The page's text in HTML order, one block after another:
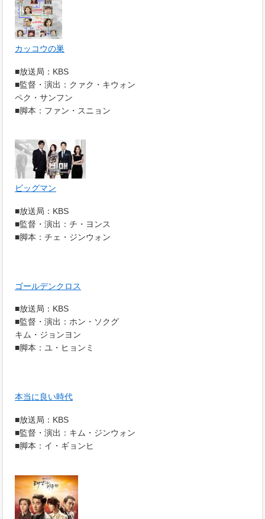
カッコウの巣
■放送局：KBS
■監督・演出：クァク・キウォン
ペク・サンフン
■脚本：ファン・スニョン
ビッグマン
■放送局：KBS
■監督・演出：チ・ヨンス
■脚本：チェ・ジンウォン
ゴールデンクロス
■放送局：KBS
■監督・演出：ホン・ソクグ
キム・ジョンヨン
■脚本：ユ・ヒョンミ
本当に良い時代
■放送局：KBS
■監督・演出：キム・ジンウォン
■脚本：イ・ギョンヒ